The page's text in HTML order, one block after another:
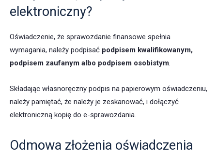
elektroniczny?
Oświadczenie, że sprawozdanie finansowe spełnia
wymagania, należy podpisać podpisem kwalifikowanym,
podpisem zaufanym albo podpisem osobistym.
Składając własnoręczny podpis na papierowym oświadczeniu,
należy pamiętać, że należy je zeskanować, i dołączyć
elektroniczną kopię do e-sprawozdania.
Odmowa złożenia oświadczenia